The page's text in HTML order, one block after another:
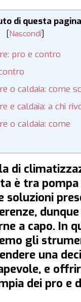
di questa
[Nascondi]
pro e contro
o caldaia: come
e caldaia: a chi
o caldaia: come
di
è tra
soluzioni
a capo. In
gli
una
e
dei pro e